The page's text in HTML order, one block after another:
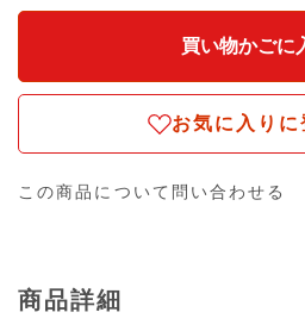
お気に入りに
この商品について問い合わせる
商品詳細